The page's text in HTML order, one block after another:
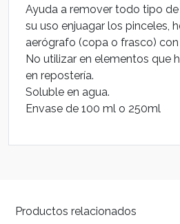
Ayuda a remover todo tipo
su uso enjuagar los pinceles,
aerógrafo (copa o frasco) con
No utilizar en elementos que
en repostería.
Soluble en agua.
Envase de 100 ml o 250ml
Productos relacionados